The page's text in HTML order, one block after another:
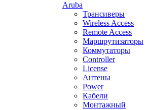
Aruba
Трансиверы
Wireless Access
Remote Access
Маршрутизаторы
Коммутаторы
Controller
License
Антены
Power
Кабели
Монтажный